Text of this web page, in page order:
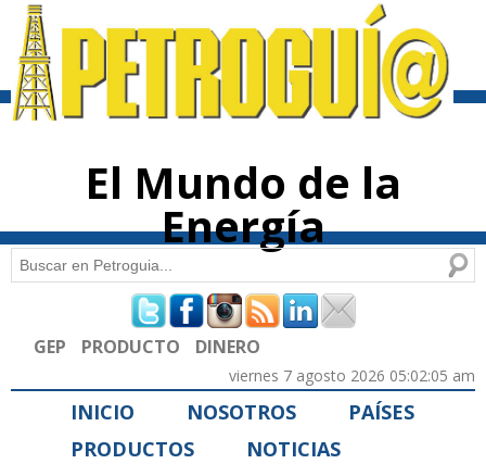
contenido
El Mundo de la
Energía
Formulario de búsqueda
Buscar
GEP PRODUCTO DINERO
viernes 7 agosto 2026 05:02:05 am
INICIO NOSOTROS
PAÍSES
PRODUCTOS
NOTICIAS